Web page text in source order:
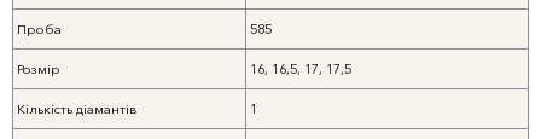
Проба 585
Розмір 16, 16,5, 17, 17,5
Кількість діамантів 1